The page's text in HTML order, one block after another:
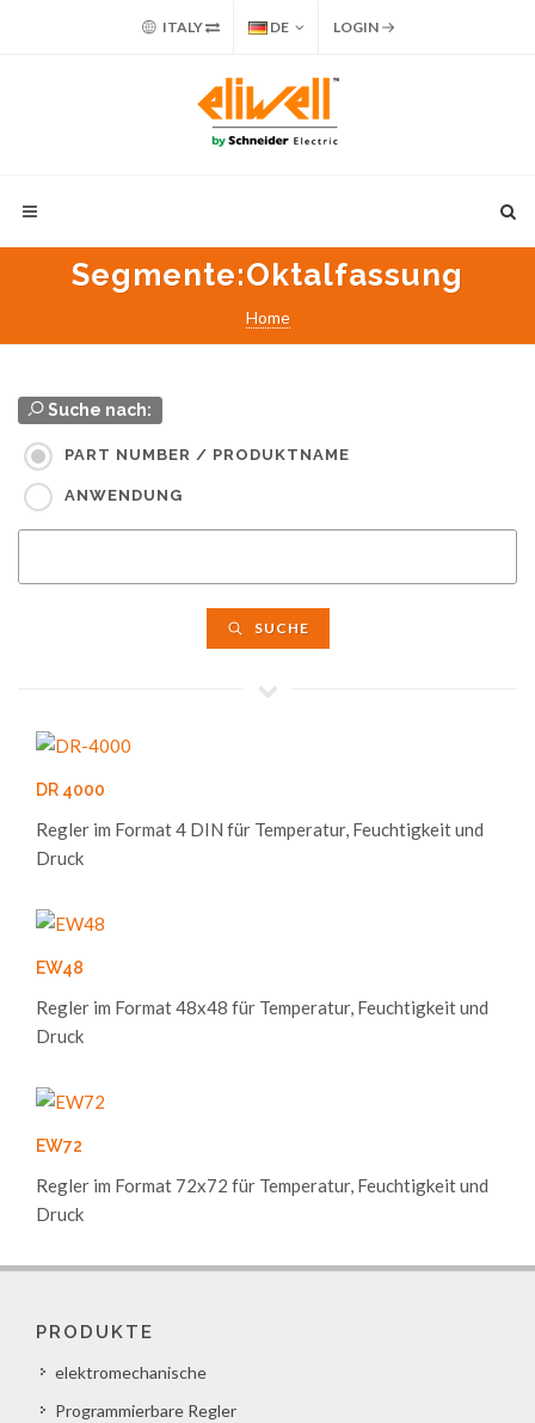
ITALY DE LOGIN
Segmente:Oktalfassung
Home
Suche nach:
PART NUMBER / PRODUKTNAME
ANWENDUNG
SUCHE
DR 4000
Regler im Format 4 DIN für Temperatur, Feuchtigkeit und
Druck
EW48
Regler im Format 48x48 für Temperatur, Feuchtigkeit und
Druck
EW72
Regler im Format 72x72 für Temperatur, Feuchtigkeit und
Druck
PRODUKTE
elektromechanische
Programmierbare Regler